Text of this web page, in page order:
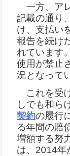
一方、ア
記載の通り
け、支払い
報告を続け
れています
使用が禁止
況となって
これを受
しでも和ら
契約の履行
る年間の賠
増額する努
は、2014年